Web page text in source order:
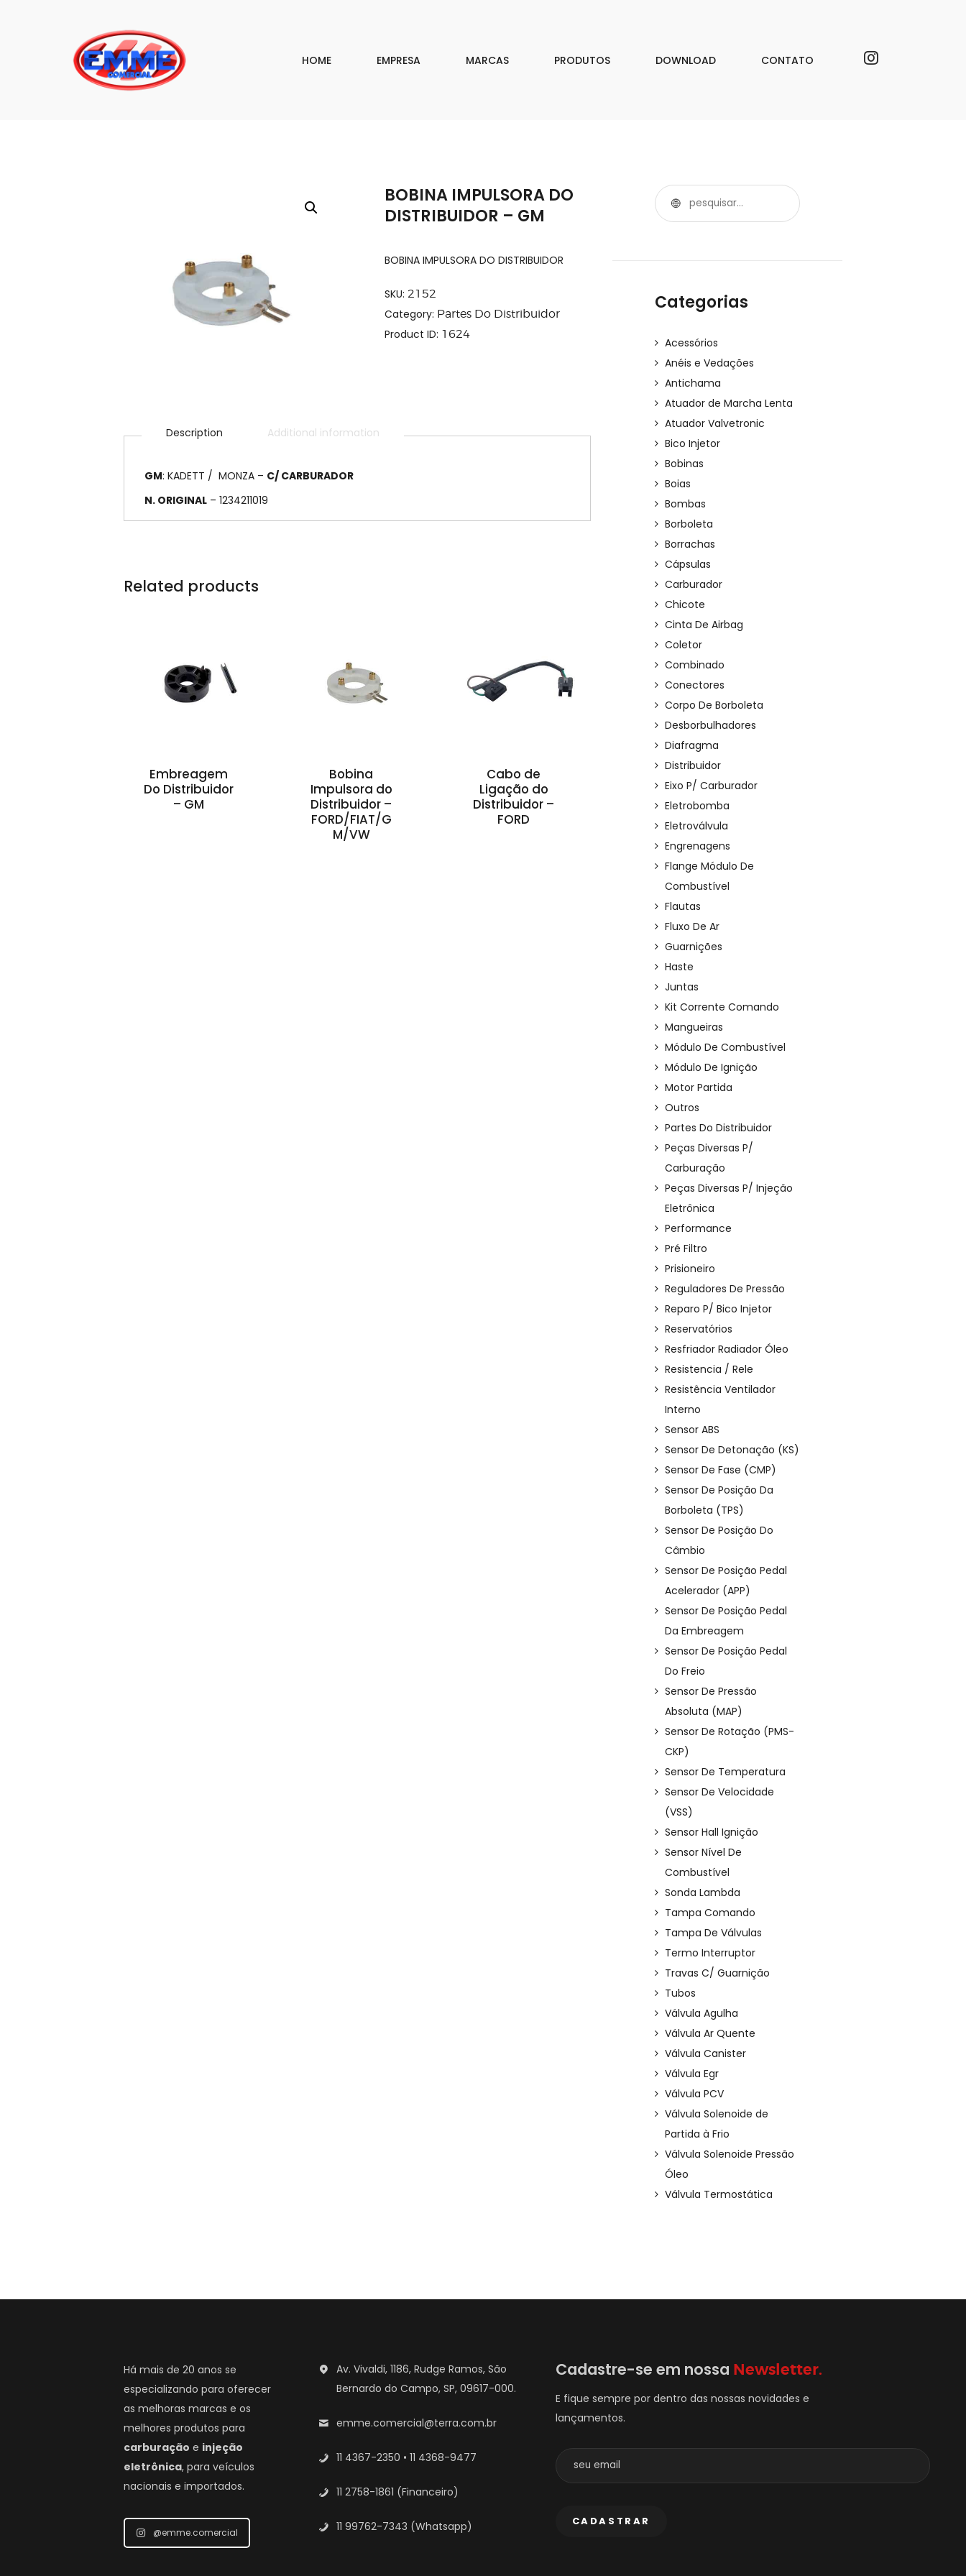
HOME EMPRESA MARCAS PRODUTOS DOWNLOAD CONTATO
PRODUTOS
BOBINA IMPULSORA DO
DISTRIBUIDOR – GM
BOBINA IMPULSORA DO DISTRIBUIDOR
SKU: 2152
Category: Partes Do Distribuidor
Product ID: 1624
Description Additional information
GM: KADETT / MONZA – C/ CARBURADOR
N. ORIGINAL – 1234211019
Related products
Embreagem
Do Distribuidor
– GM
Bobina
Impulsora do
Distribuidor –
FORD/FIAT/G
M/VW
Cabo de
Ligação do
Distribuidor –
FORD
PESQUISAR
Categorias
Acessórios
Anéis e Vedações
Antichama
Atuador de Marcha Lenta
Atuador Valvetronic
Bico Injetor
Bobinas
Boias
Bombas
Borboleta
Borrachas
Cápsulas
Carburador
Chicote
Cinta De Airbag
Coletor
Combinado
Conectores
Corpo De Borboleta
Desborbulhadores
Diafragma
Distribuidor
Eixo P/ Carburador
Eletrobomba
Eletroválvula
Engrenagens
Flange Módulo De
Combustível
Flautas
Fluxo De Ar
Guarnições
Haste
Juntas
Kit Corrente Comando
Mangueiras
Módulo De Combustível
Módulo De Ignição
Motor Partida
Outros
Partes Do Distribuidor
Peças Diversas P/
Carburação
Peças Diversas P/ Injeção
Eletrônica
Performance
Pré Filtro
Prisioneiro
Reguladores De Pressão
Reparo P/ Bico Injetor
Reservatórios
Resfriador Radiador Óleo
Resistencia / Rele
Resistência Ventilador
Interno
Sensor ABS
Sensor De Detonação (KS)
Sensor De Fase (CMP)
Sensor De Posição Da
Borboleta (TPS)
Sensor De Posição Do
Câmbio
Sensor De Posição Pedal
Acelerador (APP)
Sensor De Posição Pedal
Da Embreagem
Sensor De Posição Pedal
Do Freio
Sensor De Pressão
Absoluta (MAP)
Sensor De Rotação (PMS-
CKP)
Sensor De Temperatura
Sensor De Velocidade
(VSS)
Sensor Hall Ignição
Sensor Nível De
Combustível
Sonda Lambda
Tampa Comando
Tampa De Válvulas
Termo Interruptor
Travas C/ Guarnição
Tubos
Válvula Agulha
Válvula Ar Quente
Válvula Canister
Válvula Egr
Válvula PCV
Válvula Solenoide de
Partida à Frio
Válvula Solenoide Pressão
Óleo
Válvula Termostática
Há mais de 20 anos se
especializando para oferecer
as melhoras marcas e os
melhores produtos para
carburação e injeção
eletrônica, para veículos
nacionais e importados.
@emme.comercial
Av. Vivaldi, 1186, Rudge Ramos, São
Bernardo do Campo, SP, 09617-000.
emme.comercial@terra.com.br
11 4367-2350 • 11 4368-9477
11 2758-1861 (Financeiro)
11 99762-7343 (Whatsapp)
Cadastre-se em nossa Newsletter.
E fique sempre por dentro das nossas novidades e
lançamentos.